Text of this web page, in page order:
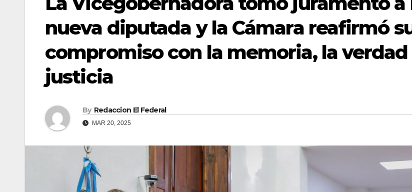
nueva diputada y la Cámara reafirmó
compromiso con la memoria, la verdad
justicia
By Redaccion El Federal
MAR 20, 2025